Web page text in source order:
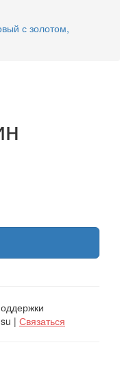
с золотом,
| Связаться